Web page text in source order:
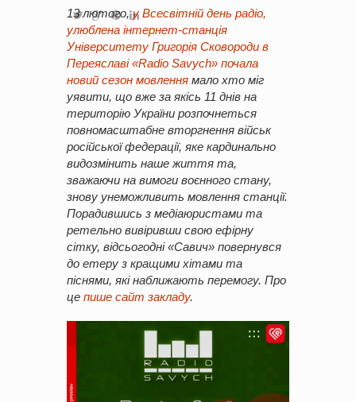
13 лютого,у Всесвітній день радіо,
улюблена інтернет-станція
Університету Григорія Сковороди в
Переяславі «Radio Savych» почала
новий сезон мовлення мало хто міг
уявити, що вже за якісь 11 днів на
територію України розпочнеться
повномасштабне вторгнення військ
російської федерації, яке кардинально
видозмінить наше життя та,
зважаючи на вимоги воєнного стану,
знову унеможливить мовлення станції.
Порадившись з медіаюристами та
ретельно вивіривши свою ефірну
сітку, відсьогодні «Савич» повернувся
до етеру з кращими хітами та
піснями, які наближають перемогу. Про
це пише сайт закладу.